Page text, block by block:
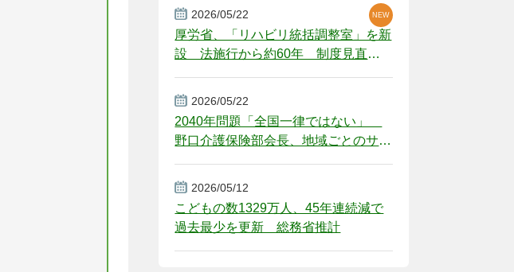
2026/05/22
厚労省、「リハビリ統括調整室」を新
設 法施行から約60年 制度見直し
NEW
2026/05/22
2040年問題「全国一律ではない」
野口介護保険部会長、地域ごとのサー
2026/05/12
こどもの数1329万人、45年連続減で
過去最少を更新 総務省推計